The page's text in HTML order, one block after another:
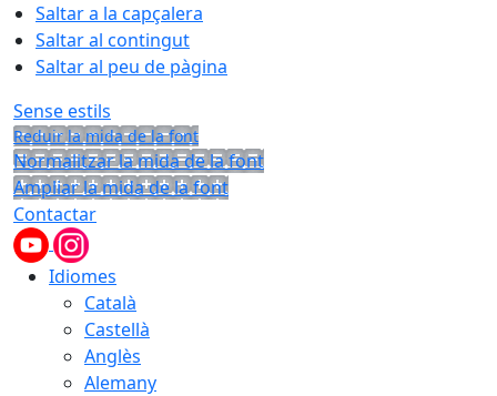
Saltar a la capçalera
Saltar al contingut
Saltar al peu de pàgina
Sense estils
Reduir la mida de la font
Normalitzar la mida de la font
Ampliar la mida de la font
Contactar
Idiomes
Català
Castellà
Anglès
Alemany